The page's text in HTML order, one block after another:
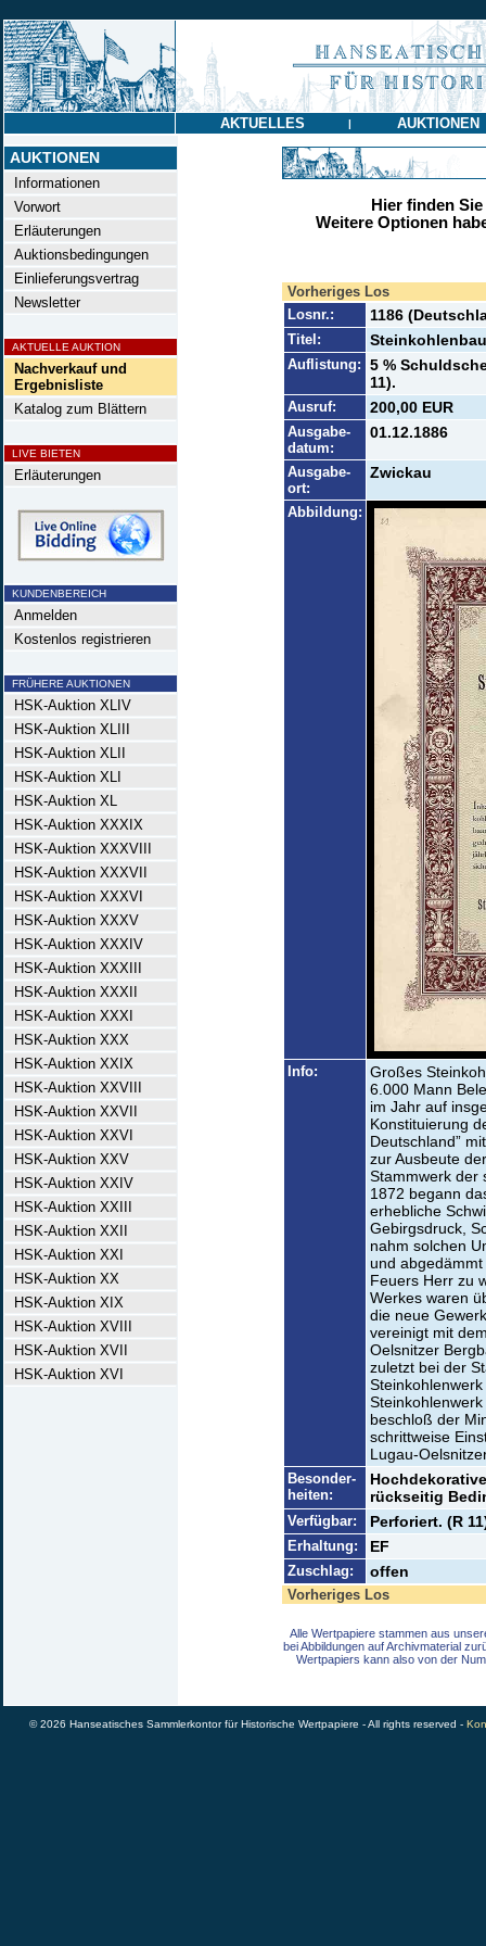
AKTUELLES | AUKTIONEN
AUKTIONEN
Informationen
Vorwort
Erläuterungen
Auktionsbedingungen
Einlieferungsvertrag
Newsletter
AKTUELLE AUKTION
Nachverkauf und
Ergebnisliste
Katalog zum Blättern
LIVE BIETEN
Erläuterungen
KUNDENBEREICH
Anmelden
Kostenlos registrieren
FRÜHERE AUKTIONEN
HSK-Auktion XLIV
HSK-Auktion XLIII
HSK-Auktion XLII
HSK-Auktion XLI
HSK-Auktion XL
HSK-Auktion XXXIX
HSK-Auktion XXXVIII
HSK-Auktion XXXVII
HSK-Auktion XXXVI
HSK-Auktion XXXV
HSK-Auktion XXXIV
HSK-Auktion XXXIII
HSK-Auktion XXXII
HSK-Auktion XXXI
HSK-Auktion XXX
HSK-Auktion XXIX
HSK-Auktion XXVIII
HSK-Auktion XXVII
HSK-Auktion XXVI
HSK-Auktion XXV
HSK-Auktion XXIV
HSK-Auktion XXIII
HSK-Auktion XXII
HSK-Auktion XXI
HSK-Auktion XX
HSK-Auktion XIX
HSK-Auktion XVIII
HSK-Auktion XVII
HSK-Auktion XVI
Hier finden
Weitere Optionen
Vorheriges Los
Losnr.:
1186
Titel:
Auflistung: 5 %
11).
Ausruf: 200,00 EUR
Ausgabe-
datum:
01.12.1886
Ausgabe-
ort:
Zwickau
Abbildung:
Info:
Großes
6.000 Mann
im Jahr auf
Konstituierung
Deutschland”
zur Ausbeute
Stammwerk der
1872 begann
erhebliche
Gebirgsdruck,
nahm solchen
und
Feuers Herr zu
Werkes waren
die neue
vereinigt mit
Oelsnitzer
zuletzt bei der
beschloß der
schrittweise
Lugau-
Besonder-
heiten:
rückseitig
Verfügbar: Perforiert. (R
Erhaltung: EF
Zuschlag: offen
Vorheriges Los
Alle Wertpapiere stammen aus
bei Abbildungen auf Archivmaterial
Wertpapiers kann also von der
© 2026 Hanseatisches Sammlerkontor für Historische Wertpapiere - All rights reserved -